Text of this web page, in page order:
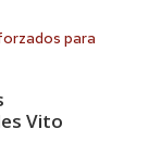
Vito